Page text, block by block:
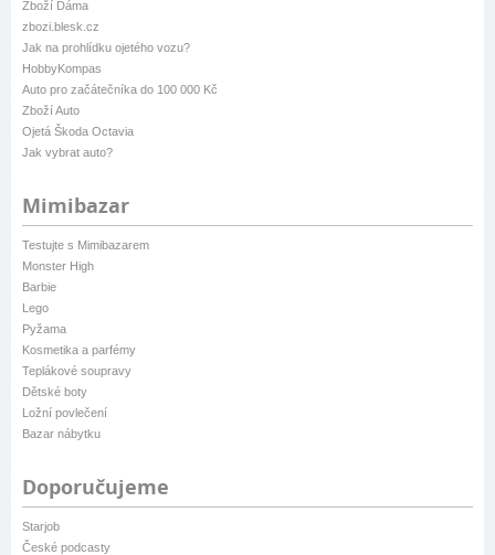
Zboží Dáma
zbozi.blesk.cz
Jak na prohlídku ojetého vozu?
HobbyKompas
Auto pro začátečníka do 100 000 Kč
Zboží Auto
Ojetá Škoda Octavia
Jak vybrat auto?
Mimibazar
Testujte s Mimibazarem
Monster High
Barbie
Lego
Pyžama
Kosmetika a parfémy
Teplákové soupravy
Dětské boty
Ložní povlečení
Bazar nábytku
Doporučujeme
Starjob
České podcasty